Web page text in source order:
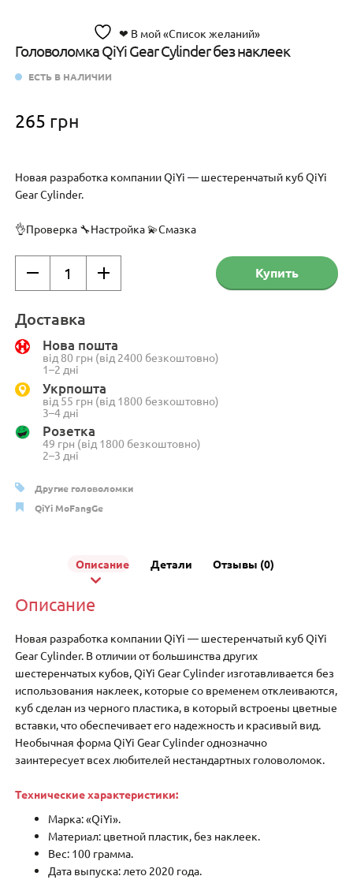
❤ В мой «Список желаний»
Головоломка QiYi Gear Cylinder без наклеек
ЕСТЬ В НАЛИЧИИ
265 грн
Новая разработка компании QiYi — шестеренчатый куб QiYi
Gear Cylinder.
👌Проверка 🔧Настройка 💫Смазка
QiYi
Gear
Cylinder
наклеек
Купить
Доставка
Нова пошта
від 80 грн (від 2400 безкоштовно)
1–2 дні
Укрпошта
від 55 грн (від 1800 безкоштовно)
3–4 дні
Розетка
49 грн (від 1800 безкоштовно)
2–3 дні
Другие головоломки
QiYi MoFangGe
Описание Детали Отзывы (0)
Описание
Новая разработка компании QiYi — шестеренчатый куб QiYi
Gear Cylinder. В отличии от большинства других
шестеренчатых кубов, QiYi Gear Cylinder изготавливается без
использования наклеек, которые со временем отклеиваются,
куб сделан из черного пластика, в который встроены цветные
вставки, что обеспечивает его надежность и красивый вид.
Необычная форма QiYi Gear Cylinder однозначно
заинтересует всех любителей нестандартных головоломок.
Технические характеристики:
Марка: «QiYi».
Материал: цветной пластик, без наклеек.
Вес: 100 грамма.
Дата выпуска: лето 2020 года.